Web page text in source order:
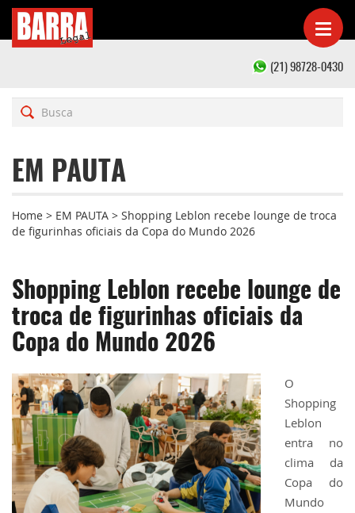
(21) 98728-0430
EM PAUTA
Home > EM PAUTA > Shopping Leblon recebe lounge de troca
de figurinhas oficiais da Copa do Mundo 2026
Shopping Leblon recebe lounge de
troca de figurinhas oficiais da
Copa do Mundo 2026
O
Shopping
Leblon
entra no
clima da
Copa do
Mundo